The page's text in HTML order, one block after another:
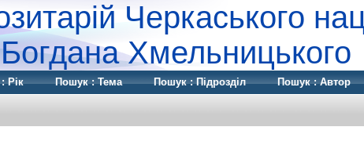
Черкаського
Богдана Хмельницького
Рік Пошук : Тема Пошук : Підрозділ Пошук : Автор